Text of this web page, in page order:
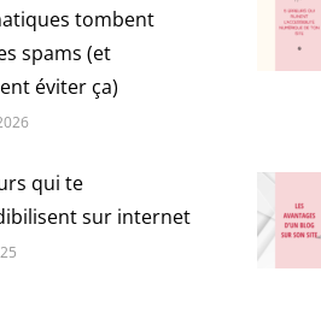
tombent
spams (et
éviter ça)
qui te
sur internet